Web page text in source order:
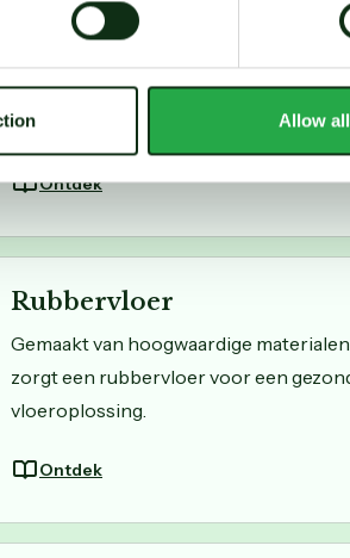
Allow all
Marmoleumvloer
Een marmoleumvloer vormt een
interieur. Marmoleum is is ideaal voor
gevoeligheden
Ontdek
Rubbervloer
Gemaakt van hoogwaardige
zorgt een rubbervloer voor een
vloeroplossing.
Ontdek